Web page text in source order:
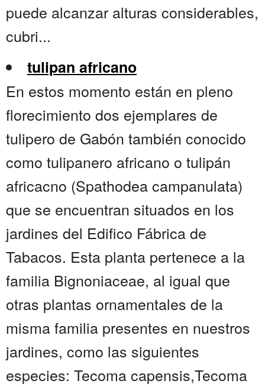
puede alcanzar alturas considerables,
cubri...
tulipan africano
En estos momento están en pleno
florecimiento dos ejemplares de
tulipero de Gabón también conocido
como tulipanero africano o tulipán
africacno (Spathodea campanulata)
que se encuentran situados en los
jardines del Edifico Fábrica de
Tabacos. Esta planta pertenece a la
familia Bignoniaceae, al igual que
otras plantas ornamentales de la
misma familia presentes en nuestros
jardines, como las siguientes
especies: Tecoma capensis,Tecoma